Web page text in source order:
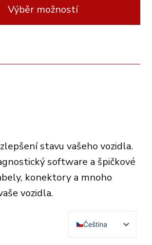
Výběr možností
stavu vašeho vozidla.
software a špičkové
konektory a mnoho
vozidla.
Čeština
English